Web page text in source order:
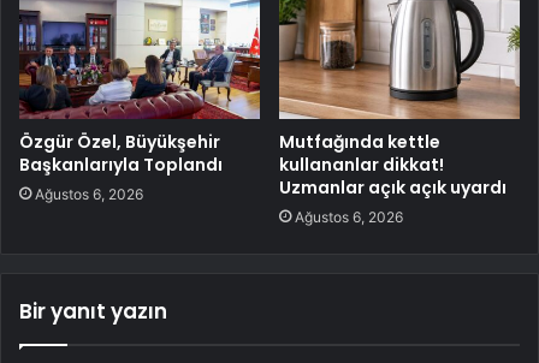
Özgür Özel, Büyükşehir
Başkanlarıyla Toplandı
Ağustos 6, 2026
Mutfağında kettle
kullananlar dikkat!
Uzmanlar açık açık uyardı
Ağustos 6, 2026
Bir yanıt yazın